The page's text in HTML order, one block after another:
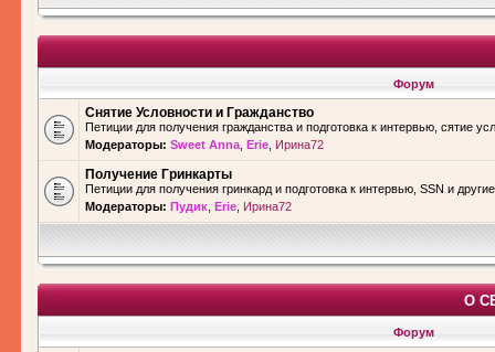
Форум
Снятие Условности и Гражданство
Петиции для получения гражданства и подготовка к интервью, сятие
Модераторы: Sweet Anna Erie Ирина72
Получение Гринкарты
Петиции для получения гринкард и подготовка к интервью, SSN и
Модераторы: Пудик Erie Ирина72
О
Форум